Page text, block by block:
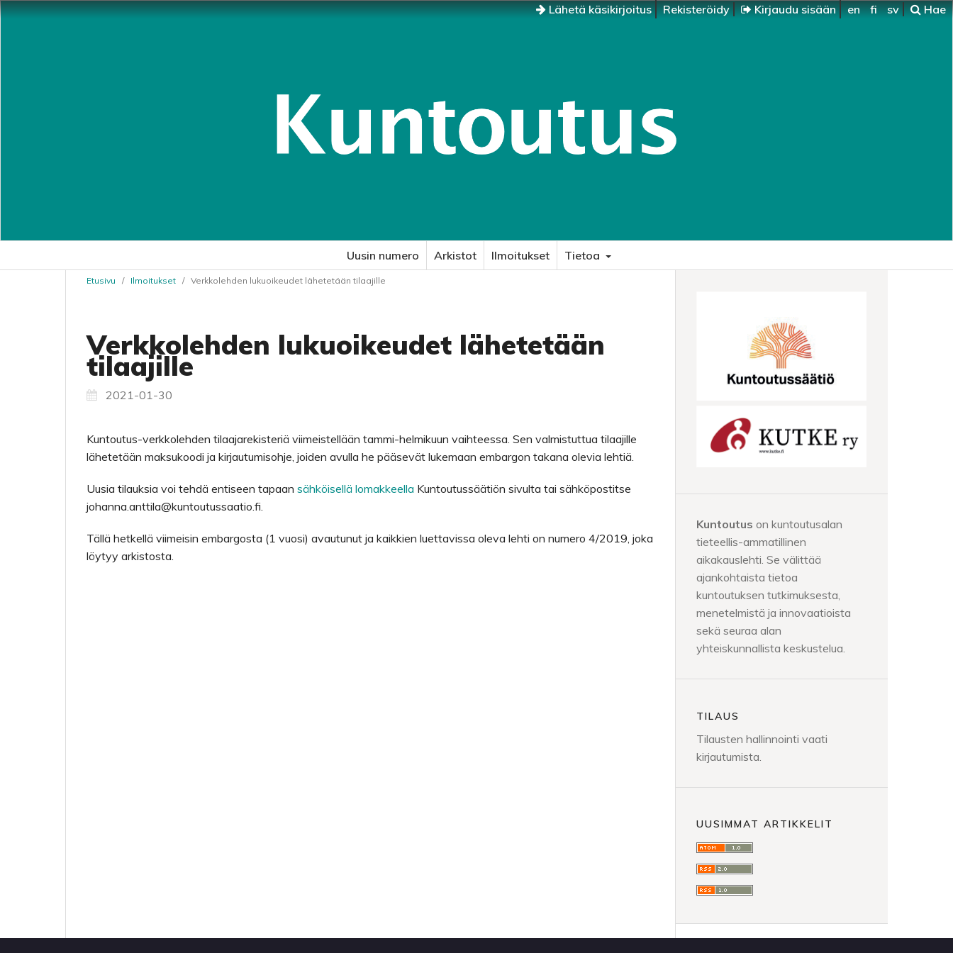
Lähetä käsikirjoitus Rekisteröidy Kirjaudu sisään en fi sv Hae
Uusin numero Arkistot Ilmoitukset Tietoa
Etusivu / Ilmoitukset / Verkkolehden lukuoikeudet lähetetään tilaajille
Verkkolehden lukuoikeudet lähetetään
tilaajille
2021-01-30
Kuntoutus-verkkolehden tilaajarekisteriä viimeistellään tammi-helmikuun vaihteessa. Sen valmistuttua tilaajille
lähetetään maksukoodi ja kirjautumisohje, joiden avulla he pääsevät lukemaan embargon takana olevia lehtiä.
Uusia tilauksia voi tehdä entiseen tapaan sähköisellä lomakkeella Kuntoutussäätiön sivulta tai sähköpostitse
johanna.anttila@kuntoutussaatio.fi.
Tällä hetkellä viimeisin embargosta (1 vuosi) avautunut ja kaikkien luettavissa oleva lehti on numero 4/2019, joka
löytyy arkistosta.
Kuntoutus on kuntoutusalan
tieteellis-ammatillinen
aikakauslehti. Se välittää
ajankohtaista tietoa
kuntoutuksen tutkimuksesta,
menetelmistä ja innovaatioista
sekä seuraa alan
yhteiskunnallista keskustelua.
TILAUS
Tilausten hallinnointi vaati
kirjautumista.
UUSIMMAT ARTIKKELIT